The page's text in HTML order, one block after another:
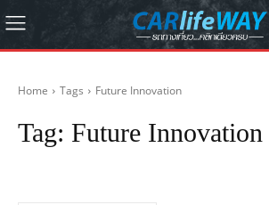
Home Tags Future Innovation
Tag: Future Innovation